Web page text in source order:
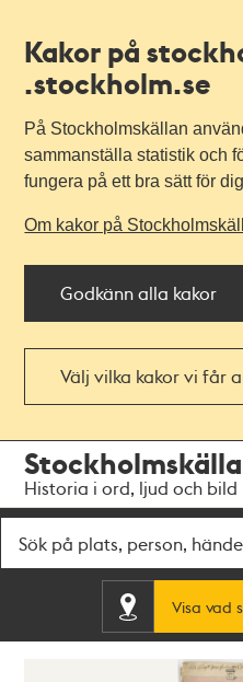
Kakor på
.stockholm.se
På Stockholmskällan
sammanställa statistik och
fungera på ett bra sätt för
Om kakor på
Godkänn alla kakor
Välj vilka kakor vi får
navigationen
huvudinnehållet
Historia i ord, ljud och bild
Visa vad